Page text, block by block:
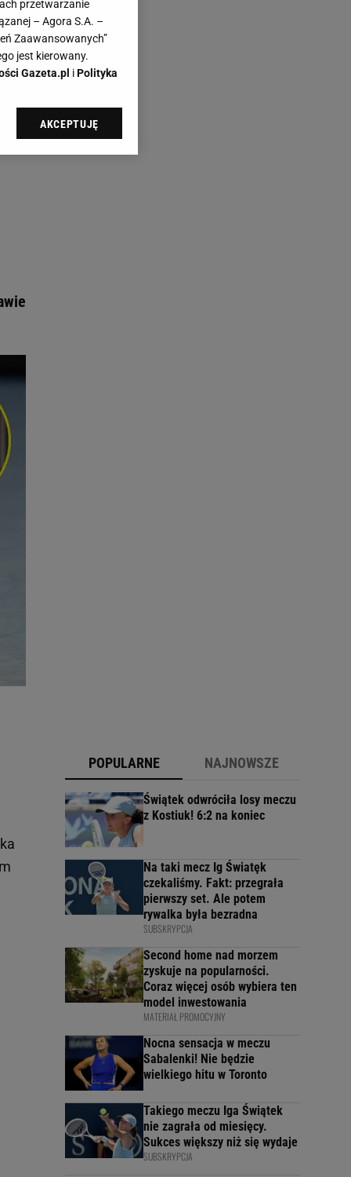
POPULARNE NAJNOWSZE
Świątek odwróciła losy meczu
z Kostiuk! 6:2 na koniec
Na taki mecz Ig Światęk
czekaliśmy. Fakt: przegrała
pierwszy set. Ale potem
rywalka była bezradna
SUBSKRYPCJA
Second home nad morzem
zyskuje na popularności.
Coraz więcej osób wybiera ten
model inwestowania
MATERIAŁ PROMOCYJNY
Nocna sensacja w meczu
Sabalenki! Nie będzie
wielkiego hitu w Toronto
Takiego meczu Iga Świątek
nie zagrała od miesięcy.
Sukces większy niż się wydaje
SUBSKRYPCJA
przetwarzanie
– Agora S.A. –
Zaawansowanych”
jest kierowany.
Gazeta.pl iPolityka
sp. z o.o., jej
swoje preferencje
AKCEPTUJĘ